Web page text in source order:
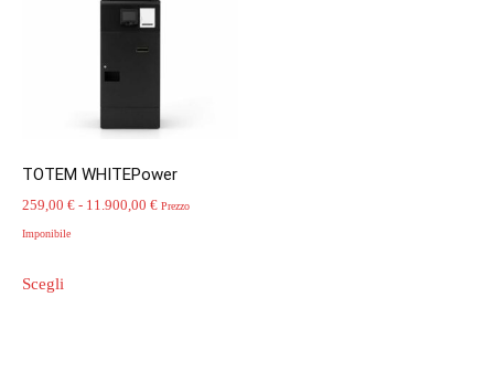
TOTEM WHITEPower
259,00 € - 11.900,00 €Fascia
Prezzo
Imponibile
Scegliprodotto